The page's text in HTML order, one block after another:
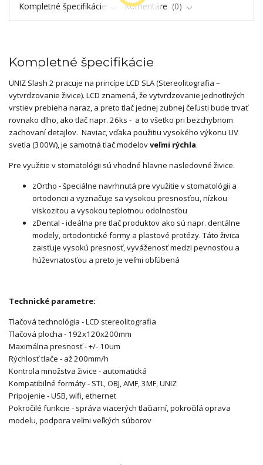
Kompletné špecifikácie Komentáre 0
Kompletné špecifikácie
UNIZ Slash 2 pracuje na princípe LCD SLA (Stereolitografia –
vytvrdzovanie živice). LCD znamená, že vytvrdzovanie jednotlivých
vrstiev prebieha naraz, a preto tlač jednej zubnej čeľusti bude trvať
rovnako dlho, ako tlač napr. 26ks - a to všetko pri bezchybnom
zachovaní detajlov. Naviac, vďaka použitiu vysokého výkonu UV
svetla (300W), je samotná tlač modelovveľmi rýchla.
Pre využitie v stomatológii sú vhodné hlavne nasledovné živice.
zOrtho - špeciálne navrhnutá pre využitie v stomatológii a
ortodoncii a vyznačuje sa vysokou presnosťou, nízkou
viskozitou a vysokou teplotnou odolnosťou
zDental - ideálna pre tlač produktov ako sú napr. dentálne
modely, ortodontické formy a plastové protézy. Táto živica
zaisťuje vysokú presnosť, vyváženosť medzi pevnosťou a
húževnatosťou a preto je veľmi obľúbená
Technické parametre:
Tlačová technológia - LCD stereolitografia
Tlačová plocha - 192x120x200mm
Maximálna presnosť - +/- 10um
Rýchlosť tlače - až 200mm/h
Kontrola množstva živice - automatická
Kompatibilné formáty - STL, OBJ, AMF, 3MF, UNIZ
Pripojenie - USB, wifi, ethernet
Pokročilé funkcie - správa viacerých tlačiarní, pokročilá oprava
modelu, podpora veľmi veľkých súborov